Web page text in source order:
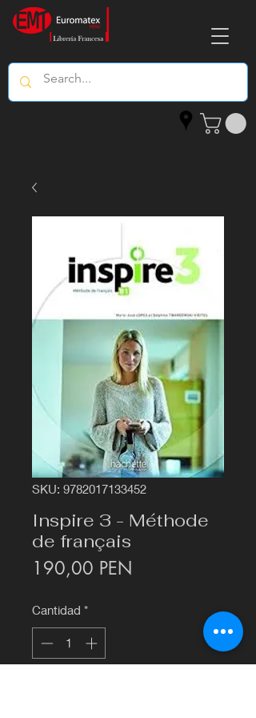
SKU: 9782017133452
Inspire 3 - Méthode
de français
190,00 PEN
Cantidad *